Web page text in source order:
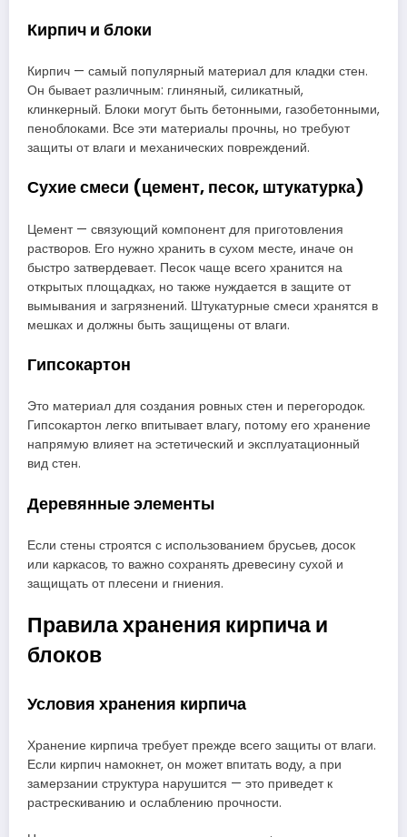
Кирпич и блоки
Кирпич — самый популярный материал для кладки стен.
Он бывает различным: глиняный, силикатный,
клинкерный. Блоки могут быть бетонными, газобетонными,
пеноблоками. Все эти материалы прочны, но требуют
защиты от влаги и механических повреждений.
Сухие смеси (цемент, песок, штукатурка)
Цемент — связующий компонент для приготовления
растворов. Его нужно хранить в сухом месте, иначе он
быстро затвердевает. Песок чаще всего хранится на
открытых площадках, но также нуждается в защите от
вымывания и загрязнений. Штукатурные смеси хранятся в
мешках и должны быть защищены от влаги.
Гипсокартон
Это материал для создания ровных стен и перегородок.
Гипсокартон легко впитывает влагу, потому его хранение
напрямую влияет на эстетический и эксплуатационный
вид стен.
Деревянные элементы
Если стены строятся с использованием брусьев, досок
или каркасов, то важно сохранять древесину сухой и
защищать от плесени и гниения.
Правила хранения кирпича и
блоков
Условия хранения кирпича
Хранение кирпича требует прежде всего защиты от влаги.
Если кирпич намокнет, он может впитать воду, а при
замерзании структура нарушится — это приведет к
растрескиванию и ослаблению прочности.